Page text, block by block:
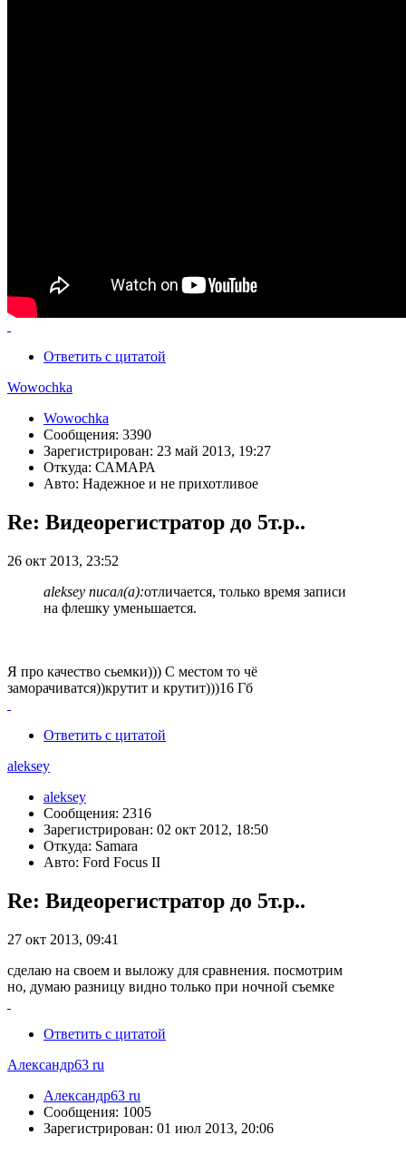
Ответить с цитатой
Wowochka
Wowochka
Сообщения: 3390
Зарегистрирован: 23 май 2013, 19:27
Откуда: САМАРА
Авто: Надежное и не прихотливое
Re: Видеорегистратор до 5т.р..
26 окт 2013, 23:52
aleksey писал(а):отличается, только время записи
на флешку уменьшается.
Я про качество сьемки))) С местом то чё
заморачиватся))крутит и крутит)))16 Гб
Ответить с цитатой
aleksey
aleksey
Сообщения: 2316
Зарегистрирован: 02 окт 2012, 18:50
Откуда: Samara
Авто: Ford Focus II
Re: Видеорегистратор до 5т.р..
27 окт 2013, 09:41
сделаю на своем и выложу для сравнения. посмотрим
но, думаю разницу видно только при ночной съемке
Ответить с цитатой
Александр63 ru
Александр63 ru
Сообщения: 1005
Зарегистрирован: 01 июл 2013, 20:06